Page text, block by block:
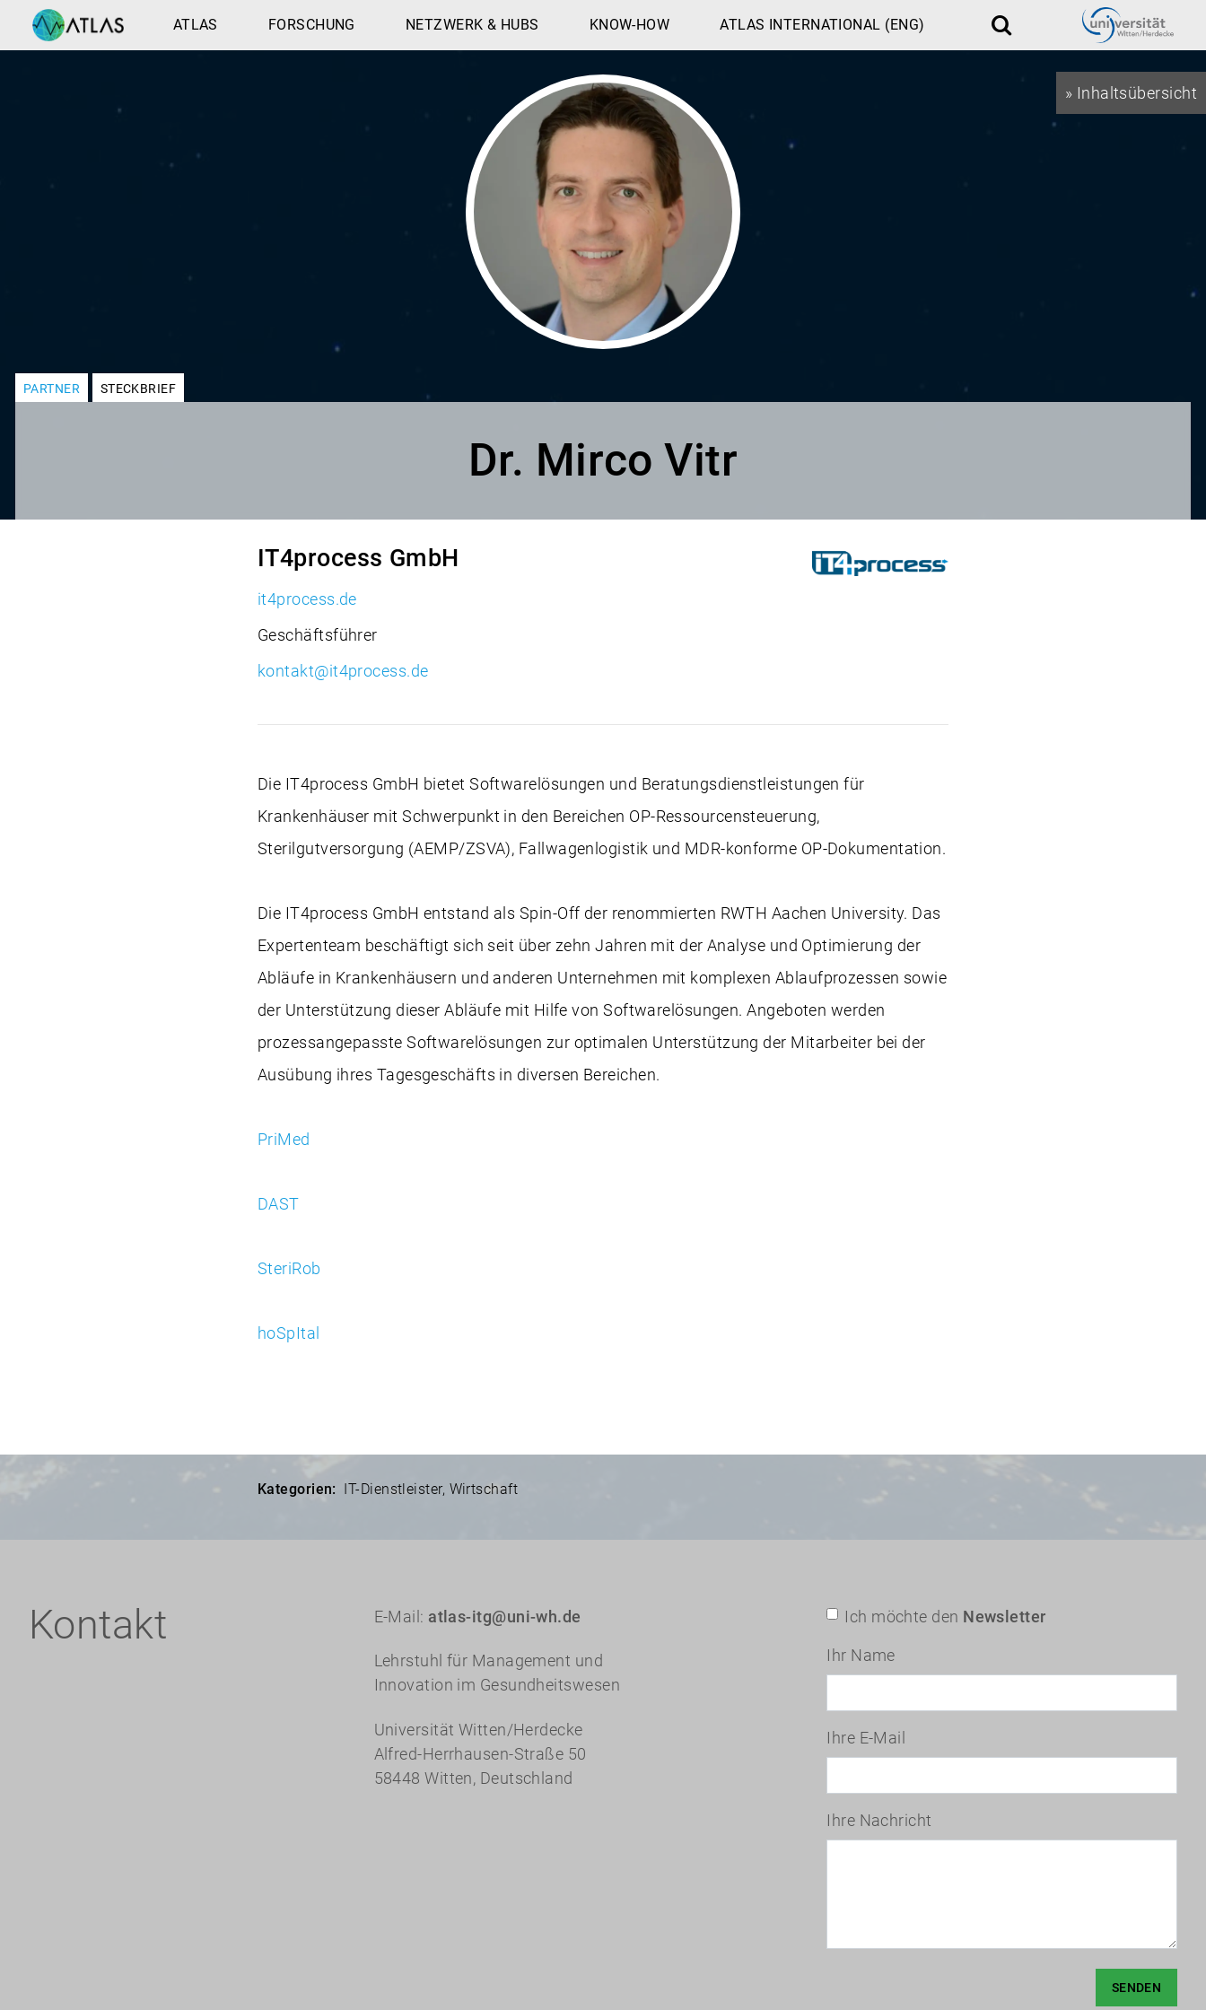
» Inhaltsübersicht
ATLAS FORSCHUNG NETZWERK & HUBS KNOW-HOW ATLAS INTERNATIONAL (ENG)
Suche
PARTNER STECKBRIEF
Dr. Mirco Vitr
IT4process GmbH
it4process.de
Geschäftsführer
kontakt@it4process.de
Die IT4process GmbH bietet Softwarelösungen und Beratungsdienstleistungen für
Krankenhäuser mit Schwerpunkt in den Bereichen OP-Ressourcensteuerung,
Sterilgutversorgung (AEMP/ZSVA), Fallwagenlogistik und MDR-konforme OP-Dokumentation.
Die IT4process GmbH entstand als Spin-Off der renommierten RWTH Aachen University. Das
Expertenteam beschäftigt sich seit über zehn Jahren mit der Analyse und Optimierung der
Abläufe in Krankenhäusern und anderen Unternehmen mit komplexen Ablaufprozessen sowie
der Unterstützung dieser Abläufe mit Hilfe von Softwarelösungen. Angeboten werden
prozessangepasste Softwarelösungen zur optimalen Unterstützung der Mitarbeiter bei der
Ausübung ihres Tagesgeschäfts in diversen Bereichen.
PriMed
DAST
SteriRob
hoSpItal
Kategorien: IT-Dienstleister, Wirtschaft
Kontakt E-Mail: atlas-itg@uni-wh.de
Lehrstuhl für Management und
Innovation im Gesundheitswesen
Universität Witten/Herdecke
Alfred-Herrhausen-Straße 50
58448 Witten, Deutschland
Ich möchte den Newsletter
Ihr Name
Ihre E-Mail
Ihre Nachricht
SENDEN